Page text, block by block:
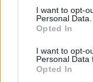
I want to opt-
Personal Data.
Opted In
I want to opt-
Personal Data
Opted In